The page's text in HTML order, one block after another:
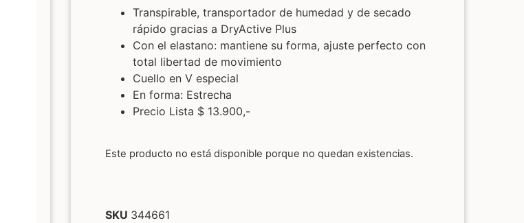
Transpirable, transportador de humedad y de secado
rápido gracias a DryActive Plus
Con el elastano: mantiene su forma, ajuste perfecto con
total libertad de movimiento
Cuello en V especial
En forma: Estrecha
Precio Lista $ 13.900,-
Este producto no está disponible porque no quedan existencias.
SKU 344661